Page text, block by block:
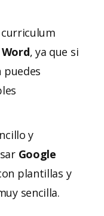
, ya que si
puedes
y
Google
plantillas y
sencilla.